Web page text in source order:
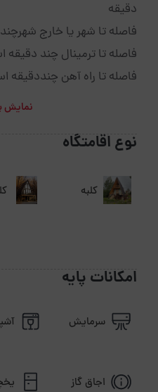
دقیقه
فاصله تا شهر یا خارج شهرچند
فاصله تا ترمینال چند دقیقه است ؟
فاصله تا راه آهن چنددقیقه است ؟
نمایش
نوع اقامتگاه
کلبه
امکانات پایه
سرمایش
اجاق گاز